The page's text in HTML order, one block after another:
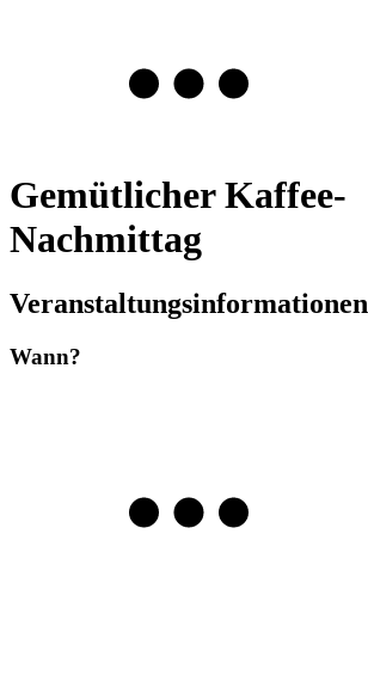
Gemütlicher Kaffee-
Nachmittag
Veranstaltungsinformationen
Wann?